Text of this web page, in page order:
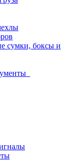
сумки, боксы и